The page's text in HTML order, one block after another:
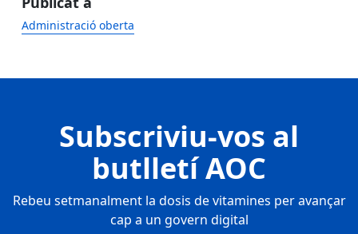
Administració oberta
Subscriviu-vos al
butlletí AOC
Rebeu setmanalment la dosis de vitamines per avançar
cap a un govern digital